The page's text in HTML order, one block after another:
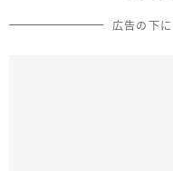
広告の下